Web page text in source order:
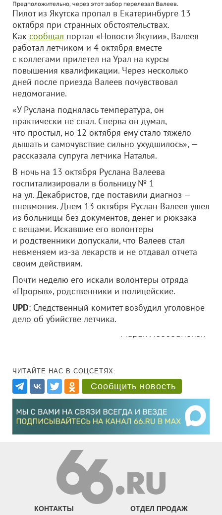
Предположительно, через этот забор перелезал Валеев.
Пилот из Якутска пропал в Екатеринбурге 13
октября при странных обстоятельствах.
Как сообщал портал «Новости Якутии», Валеев
работал летчиком и 4 октября вместе
с коллегами прилетел на Урал на курсы
повышения квалификации. Через несколько
дней после приезда Валеев почувствовал
недомогание.
«У Руслана поднялась температура, он
практически не спал. Сперва он думал,
что простыл, но 12 октября ему стало тяжело
дышать и самочувствие сильно ухудшилось», —
рассказала супруга летчика Наталья.
В ночь на 13 октября Руслана Валеева
госпитализировали в больницу № 1
на ул. Декабристов, где поставили диагноз —
пневмония. Днем 13 октября Руслан Валеев ушел
из больницы без документов, денег и рюкзака
с вещами. Искавшие его волонтеры
и родственники допускали, что Валеев стал
невменяем из-за лекарств и не отдавал отчета
своим действиям.
Почти неделю его искали волонтеры отряда
«Прорыв», родственники и полицейские.
UPD: Следственный комитет возбудил уголовное
дело об убийстве летчика.
Мария Лебединская
ЧИТАЙТЕ НАС В СОЦСЕТЯХ:
Сообщить новость
КОНТАКТЫ ОТДЕЛ ПРОДАЖ